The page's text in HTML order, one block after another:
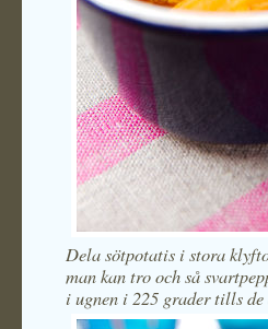
Dela sötpotatis i stora
man kan tro och så
i ugnen i 225 grader tills